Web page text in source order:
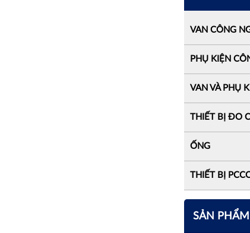
VAN CÔNG
PHỤ KIỆN
VAN VÀ PHỤ
THIẾT BỊ ĐO
ỐNG
THIẾT BỊ
SẢN